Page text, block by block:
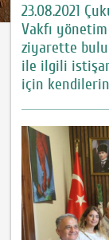
23.08.2021
Vakfı
ziyarette
ile ilgili
için